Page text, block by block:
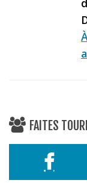
FAITES